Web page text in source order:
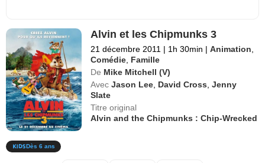
Alvin et les Chipmunks 3
21 décembre 2011 | 1h 30min | Animation,
Comédie, Famille
De Mike Mitchell (V)
Avec Jason Lee, David Cross,Jenny
Slate
Titre original
Alvin and the Chipmunks : Chip-Wrecked
Dès 6 ans